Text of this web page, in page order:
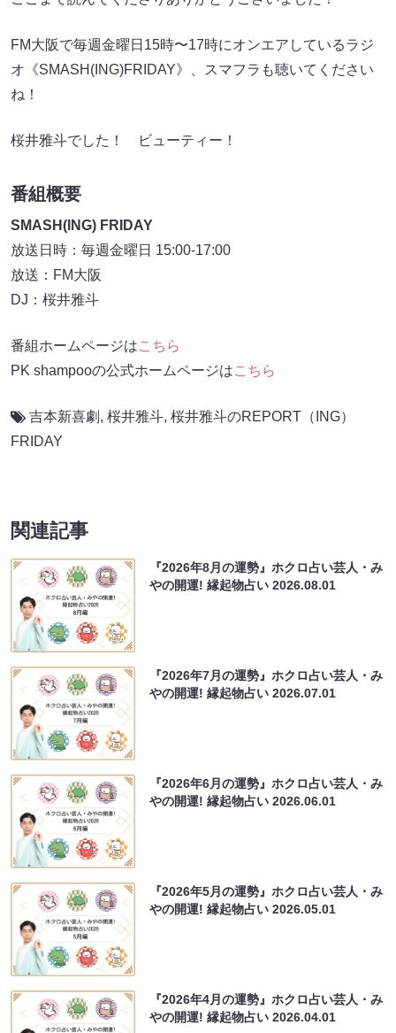
FM大阪で毎週金曜日15時〜17時にオンエアしているラジ
オ《SMASH(ING)FRIDAY》、スマフラも聴いてください
ね！
桜井雅斗でした！ ビューティー！
番組概要
SMASH(ING) FRIDAY
放送日時：毎週金曜日 15:00-17:00
放送：FM大阪
DJ：桜井雅斗
番組ホームページはこちら
PK shampooの公式ホームページはこちら
吉本新喜劇 , 桜井雅斗, 桜井雅斗のREPORT（ING）
FRIDAY
関連記事
『2026年8月の運勢』ホクロ占い芸人・み
やの開運! 縁起物占い2026.08.01
『2026年7月の運勢』ホクロ占い芸人・み
やの開運! 縁起物占い2026.07.01
『2026年6月の運勢』ホクロ占い芸人・み
やの開運! 縁起物占い2026.06.01
『2026年5月の運勢』ホクロ占い芸人・み
やの開運! 縁起物占い2026.05.01
『2026年4月の運勢』ホクロ占い芸人・み
やの開運! 縁起物占い2026.04.01